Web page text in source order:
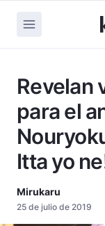
Revelan
para el
Itta yo
Mirukaru
25 de julio de 2019